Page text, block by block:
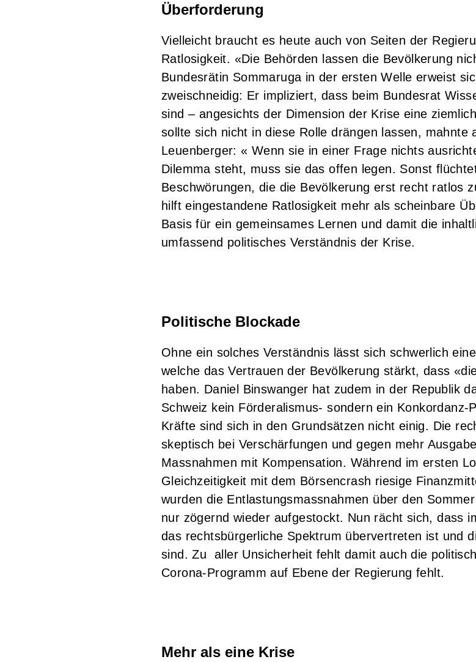
Überforderung
Vielleicht braucht es heute auch von Seiten der
Ratlosigkeit. «Die Behörden lassen die Bevölkerung
Bundesrätin Sommaruga in der ersten Welle erweist
zweischneidig: Er impliziert, dass beim Bundesrat
sind – angesichts der Dimension der Krise eine
sollte sich nicht in diese Rolle drängen lassen, mahnte
Leuenberger: « Wenn sie in einer Frage nichts
Dilemma steht, muss sie das offen legen. Sonst
Beschwörungen, die die Bevölkerung erst recht ratlos
hilft eingestandene Ratlosigkeit mehr als scheinbare
Basis für ein gemeinsames Lernen und damit die
umfassend politisches Verständnis der Krise.
Politische Blockade
Ohne ein solches Verständnis lässt sich schwerlich
welche das Vertrauen der Bevölkerung stärkt, dass
haben. Daniel Binswanger hat zudem in der Republik
Schweiz kein Förderalismus- sondern ein Konkordanz-
Kräfte sind sich in den Grundsätzen nicht einig. Die
skeptisch bei Verschärfungen und gegen mehr
Massnahmen mit Kompensation. Während im ersten
Gleichzeitigkeit mit dem Börsencrash riesige
wurden die Entlastungsmassnahmen über den
nur zögernd wieder aufgestockt. Nun rächt sich, dass
das rechtsbürgerliche Spektrum übervertreten ist und
sind. Zu aller Unsicherheit fehlt damit auch die
Corona-Programm auf Ebene der Regierung fehlt.
Mehr als eine Krise